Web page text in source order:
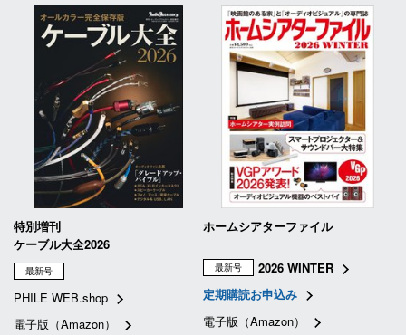
特別増刊
ケーブル大全2026
最新号
PHILE WEB.shop
電子版（Amazon）
ホームシアターファイル
最新号
2026 WINTER
定期購読お申込み
電子版（Amazon）